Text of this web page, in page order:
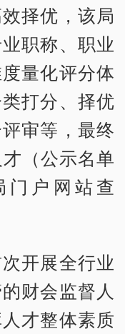
择优，该局
职称、职业
量化评分体
打分、择优
审等，最终
（公示名单
门户网站查
开展全行业
财会监督人
才整体素质